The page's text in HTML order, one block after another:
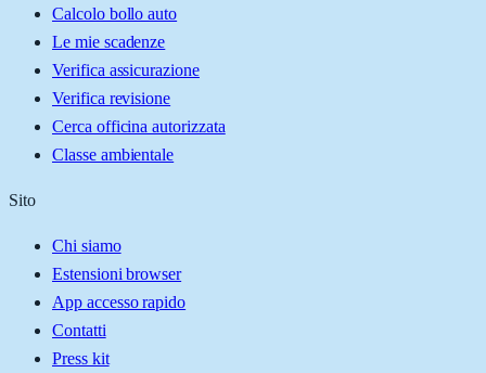
Calcolo bollo auto
Le mie scadenze
Verifica assicurazione
Verifica revisione
Cerca officina autorizzata
Classe ambientale
Sito
Chi siamo
Estensioni browser
App accesso rapido
Contatti
Press kit